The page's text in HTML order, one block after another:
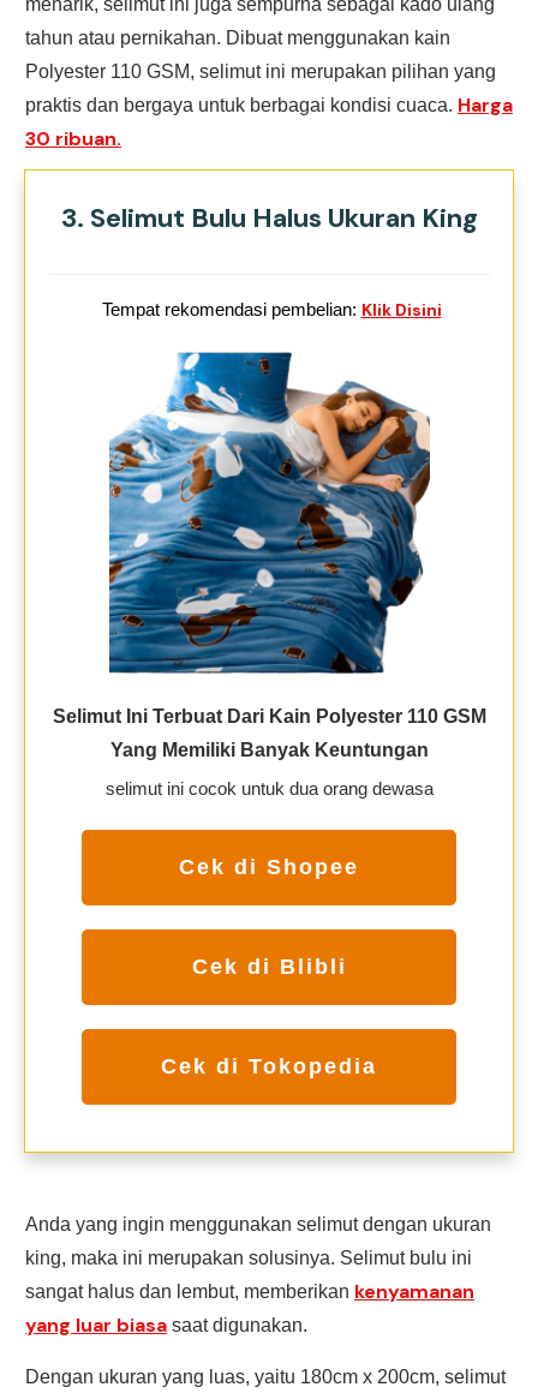
menarik, selimut ini juga sempurna sebagai kado ulang
tahun atau pernikahan. Dibuat menggunakan kain
Polyester 110 GSM, selimut ini merupakan pilihan yang
praktis dan bergaya untuk berbagai kondisi cuaca. Harga
30 ribuan.
3. Selimut Bulu Halus Ukuran King
Tempat rekomendasi pembelian: Klik Disini
Selimut Ini Terbuat Dari Kain Polyester 110 GSM
Yang Memiliki Banyak Keuntungan
selimut ini cocok untuk dua orang dewasa
Cek di Shopee
Cek di Blibli
Cek di Tokopedia
Anda yang ingin menggunakan selimut dengan ukuran
king, maka ini merupakan solusinya. Selimut bulu ini
sangat halus dan lembut, memberikan kenyamanan
yang luar biasa saat digunakan.
Dengan ukuran yang luas, yaitu 180cm x 200cm, selimut